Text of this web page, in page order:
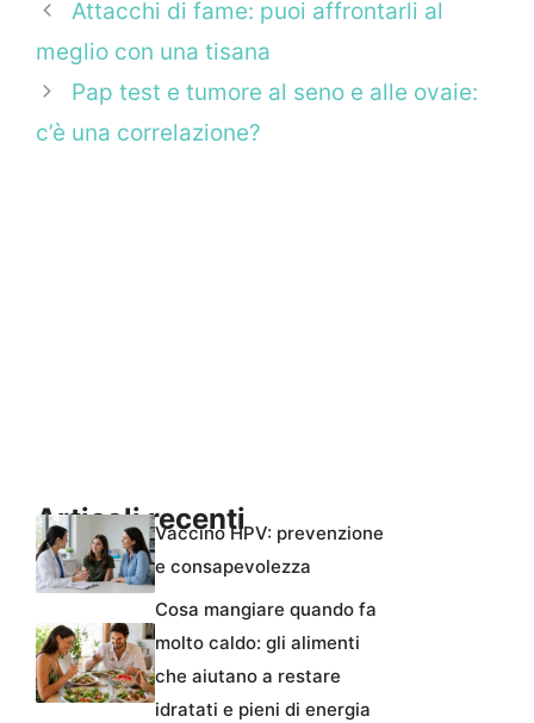
Attacchi di fame: puoi affrontarli al
meglio con una tisana
Pap test e tumore al seno e alle ovaie:
c’è una correlazione?
Articoli recentiVaccino HPV: prevenzione
e consapevolezza
Cosa mangiare quando fa
molto caldo: gli alimenti
che aiutano a restare
idratati e pieni di energia